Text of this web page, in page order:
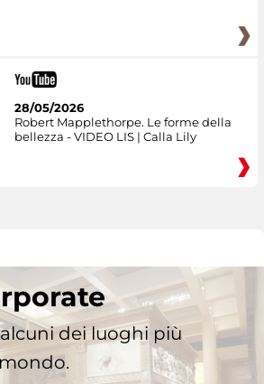
28/05/2026
Robert Mapplethorpe. Le forme della
bellezza - VIDEO LIS | Calla Lily
dei luoghi più